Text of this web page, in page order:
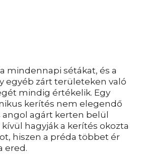
mindennapi sétákat, és a
egyéb zárt területeken való
mindig értékelik. Egy
kerítés nem elegendő
angol agárt kerten belül
hagyják a kerítés okozta
hiszen a préda többet ér
ered.